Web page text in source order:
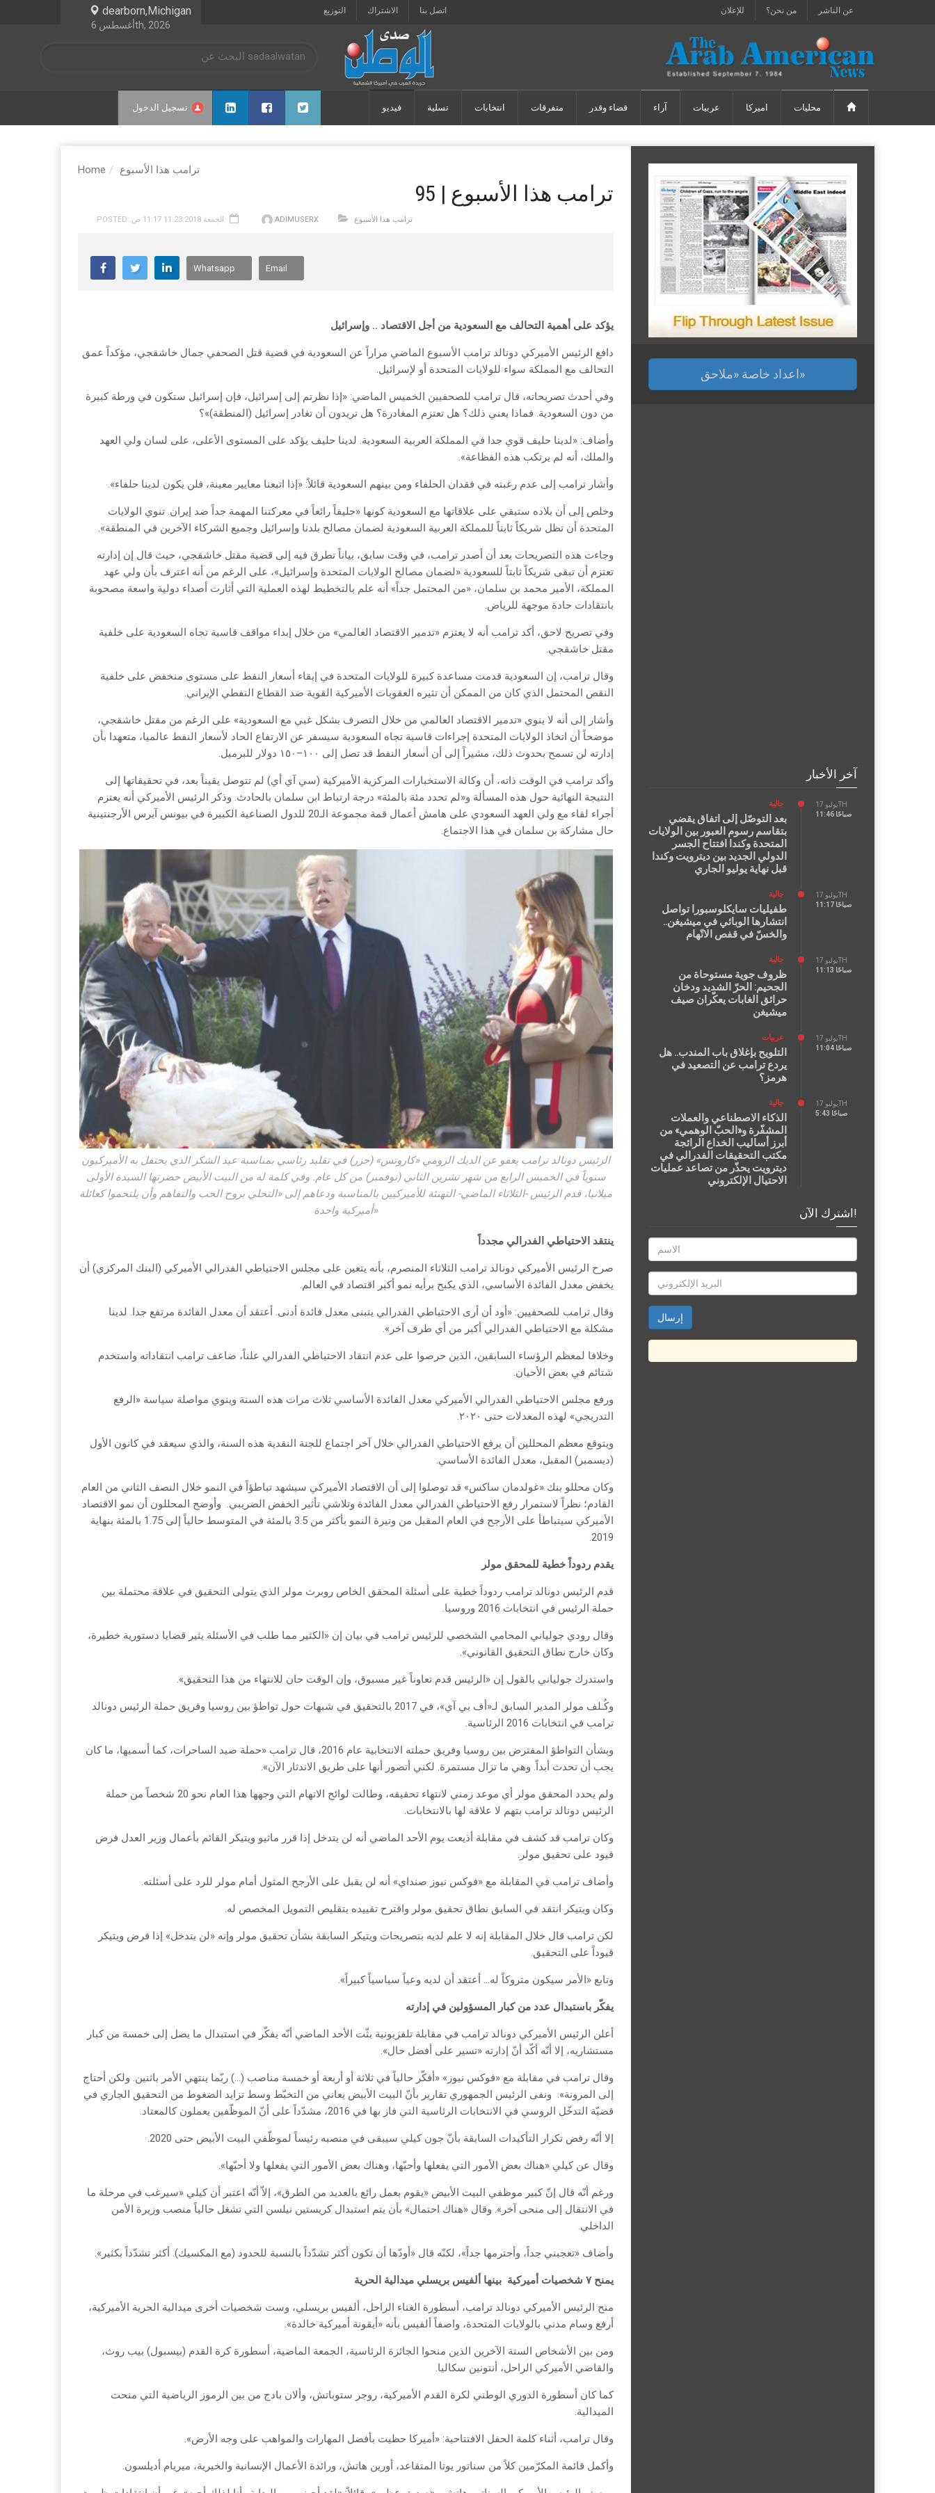
dearborn,Michigan
أغسطس 6th, 2026
اتصل بنا الاشتراك التوزيع عن الناشر من نحن؟ للإعلان
تسجيل الدخول محليات اميركا عربيات آراء قضاء وقدر متفرقات انتخابات تسلية فيديو
Home ترامب هذا الأسبوع
ترامب هذا الأسبوع | 95
POSTED: الجمعة 11.23.2018 11:17 ص ADIMUSERX ترامب هذا الأسبوع
Whatsapp Email
يؤكد‭ ‬على‭ ‬أهمية‭ ‬التحالف‭ ‬مع‭ ‬السعودية‭ ‬ من‭ ‬أجل‭ ‬الاقتصاد‭ .. ‬وإسرائيل
دافع الرئيس الأميركي دونالد ترامب الأسبوع الماضي مراراً عن السعودية في قضية قتل الصحفي جمال خاشقجي، مؤكداً عمق
التحالف مع المملكة سواء للولايات المتحدة أو لإسرائيل.
وفي أحدث تصريحاته، قال ترامب للصحفيين الخميس الماضي: «إذا نظرتم إلى إسرائيل، فإن إسرائيل ستكون في ورطة كبيرة
من دون السعودية. فماذا يعني ذلك؟ هل تعتزم المغادرة؟ هل تريدون أن تغادر إسرائيل (المنطقة)»؟
وأضاف: «لدينا حليف قوي جدا في المملكة العربية السعودية. لدينا حليف يؤكد على المستوى الأعلى، على لسان ولي العهد
والملك، أنه لم يرتكب هذه الفظاعة».
وأشار ترامب إلى عدم رغبته في فقدان الحلفاء ومن بينهم السعودية قائلاً: «إذا اتبعنا معايير معينة، فلن يكون لدينا حلفاء».
وخلص إلى أن بلاده ستبقي على علاقاتها مع السعودية كونها «حليفاً رائعاً في معركتنا المهمة جداً ضد إيران. تنوي الولايات
المتحدة أن تظل شريكاً ثابتاً للمملكة العربية السعودية لضمان مصالح بلدنا وإسرائيل وجميع الشركاء الآخرين في المنطقة».
وجاءت هذه التصريحات بعد أن أصدر ترامب، في وقت سابق، بياناً تطرق فيه إلى قضية مقتل خاشقجي، حيث قال إن إدارته
تعتزم أن تبقى شريكاً ثابتاً للسعودية «لضمان مصالح الولايات المتحدة وإسرائيل»، على الرغم من أنه اعترف بأن ولي عهد
المملكة، الأمير محمد بن سلمان، «من المحتمل جداً» أنه علم بالتخطيط لهذه العملية التي أثارت أصداء دولية واسعة مصحوبة
بانتقادات حادة موجهة للرياض.
وفي تصريح لاحق، أكد ترامب أنه لا يعتزم «تدمير الاقتصاد العالمي» من خلال إبداء مواقف قاسية تجاه السعودية على خلفية
مقتل خاشقجي.
وقال ترامب، إن السعودية قدمت مساعدة كبيرة للولايات المتحدة في إبقاء أسعار النفط على مستوى منخفض على خلفية
النقص المحتمل الذي كان من الممكن أن تثيره العقوبات الأميركية القوية ضد القطاع النفطي الإيراني.
وأشار إلى أنه لا ينوي «تدمير الاقتصاد العالمي من خلال التصرف بشكل غبي مع السعودية» على الرغم من مقتل خاشقجي،
موضحاً أن اتخاذ الولايات المتحدة إجراءات قاسية تجاه السعودية سيسفر عن الارتفاع الحاد لأسعار النفط عالميا، متعهدا بأن
إدارته لن تسمح بحدوث ذلك، مشيراً إلى أن أسعار النفط قد تصل إلى ١٠٠–١٥٠ دولار للبرميل.
وأكد ترامب في الوقت ذاته، أن وكالة الاستخبارات المركزية الأميركية (سي آي أي) لم تتوصل يقيناً بعد، في تحقيقاتها إلى
النتيجة النهائية حول هذه المسألة و«لم تحدد مئة بالمئة» درجة ارتباط ابن سلمان بالحادث. وذكر الرئيس الأميركي أنه يعتزم
أجراء لقاء مع ولي العهد السعودي على هامش أعمال قمة مجموعة الـ20 للدول الصناعية الكبيرة في بيونس آيرس الأرجنتينية
حال مشاركة بن سلمان في هذا الاجتماع.
الرئيس دونالد ترامب يعفو عن الديك الرومي «كاروتس» (جزر) في تقليد رئاسي بمناسبة عيد الشكر الذي يحتفل به الأميركيون
سنوياً في الخميس الرابع من شهر تشرين الثاني (نوفمبر) من كل عام. وفي كلمة له من البيت الأبيض حضرتها السيدة الأولى
ميلانيا، قدم الرئيس -الثلاثاء الماضي- التهنئة للأميركيين بالمناسبة ودعاهم إلى «التحلي بروح الحب والتفاهم وأن يلتحموا كعائلة
أميركية واحدة»
ينتقد‭ ‬الاحتياطي‭ ‬الفدرالي‭ ‬مجدداً
صرح الرئيس الأميركي دونالد ترامب الثلاثاء المنصرم، بأنه يتعين على مجلس الاحتياطي الفدرالي الأميركي (البنك المركزي) أن
يخفض معدل الفائدة الأساسي، الذي يكبح برأيه نمو أكبر اقتصاد في العالم.
وقال ترامب للصحفيين: «أود أن أرى الاحتياطي الفدرالي يتبنى معدل فائدة أدنى. أعتقد أن معدل الفائدة مرتفع جدا. لدينا
مشكلة مع الاحتياطي الفدرالي أكبر من أي طرف آخر».
وخلافا لمعظم الرؤساء السابقين، الذين حرصوا على عدم انتقاد الاحتياطي الفدرالي علناً، ضاعف ترامب انتقاداته واستخدم
شتائم في بعض الأحيان.
ورفع مجلس الاحتياطي الفدرالي الأميركي معدل الفائدة الأساسي ثلاث مرات هذه السنة وينوي مواصلة سياسة «الرفع
التدريجي» لهذه المعدلات حتى ٢٠٢٠.
ويتوقع معظم المحللين أن يرفع الاحتياطي الفدرالي خلال آخر اجتماع للجنة النقدية هذه السنة، والذي سيعقد في كانون الأول
(ديسمبر) المقبل، معدل الفائدة الأساسي.
وكان محللو بنك «غولدمان ساكس» قد توصلوا إلى أن الاقتصاد الأميركي سيشهد تباطؤاً في النمو خلال النصف الثاني من العام
القادم؛ نظراً لاستمرار رفع الاحتياطي الفدرالي معدل الفائدة وتلاشي تأثير الخفض الضريبي. وأوضح المحللون أن نمو الاقتصاد
الأميركي سيتباطأ على الأرجح في العام المقبل من وتيرة النمو بأكثر من 3.5 بالمئة في المتوسط حالياً إلى 1.75 بالمئة بنهاية
2019.
يقدم‭ ‬ردوداً‭ ‬خطية‭ ‬للمحقق‭ ‬مولر
قدم الرئيس دونالد ترامب ردوداً خطية على أسئلة المحقق الخاص روبرت مولر الذي يتولى التحقيق في علاقة محتملة بين
حملة الرئيس في انتخابات 2016 وروسيا.
وقال رودي جولياني المحامي الشخصي للرئيس ترامب في بيان إن «الكثير مما طلب في الأسئلة يثير قضايا دستورية خطيرة،
وكان خارج نطاق التحقيق القانوني».
واستدرك جولياني بالقول إن «الرئيس قدم تعاوناً غير مسبوق، وإن الوقت حان للانتهاء من هذا التحقيق».
وكُـلف مولر المدير السابق لـ«أف بي آي»، في 2017 بالتحقيق في شبهات حول تواطؤ بين روسيا وفريق حملة الرئيس دونالد
ترامب في انتخابات 2016 الرئاسية.
وبشأن التواطؤ المفترض بين روسيا وفريق حملته الانتخابية عام 2016، قال ترامب «حملة صيد الساحرات، كما أسميها، ما كان
يجب أن تحدث أبداً. وهي ما تزال مستمرة. لكني أتصور أنها على طريق الاندثار الآن».
ولم يحدد المحقق مولر أي موعد زمني لانتهاء تحقيقه، وطالت لوائح الاتهام التي وجهها هذا العام نحو 20 شخصاً من حملة
الرئيس دونالد ترامب بتهم لا علاقة لها بالانتخابات.
وكان ترامب قد كشف في مقابلة أذيعت يوم الأحد الماضي أنه لن يتدخل إذا قرر ماثيو ويتيكر القائم بأعمال وزير العدل فرض
قيود على تحقيق مولر.
وأضاف ترامب في المقابلة مع «فوكس نيوز صنداي» أنه لن يقبل على الأرجح المثول أمام مولر للرد على أسئلته.
وكان ويتيكر انتقد في السابق نطاق تحقيق مولر واقترح تقييده بتقليص التمويل المخصص له.
لكن ترامب قال خلال المقابلة إنه لا علم لديه بتصريحات ويتيكر السابقة بشأن تحقيق مولر وإنه «لن يتدخل» إذا فرض ويتيكر
قيوداً على التحقيق.
وتابع «الأمر سيكون متروكاً له… أعتقد أن لديه وعياً سياسياً كبيراً».
يفكّر باستبدال عدد من كبار المسؤولين في إدارته
أعلن الرئيس الأميركي دونالد ترامب في مقابلة تلفزيونية بثّت الأحد الماضي أنّه يفكّر في استبدال ما يصل إلى خمسة من كبار
مستشاريه، إلا أنّه أكّد أنّ إدارته «تسير على أفضل حال».
وقال ترامب في مقابلة مع «فوكس نيوز» «أفكّر حالياً في ثلاثة أو أربعة أو خمسة مناصب (…) ربّما ينتهي الأمر باثنين. ولكن أحتاج
إلى المرونة». ونفى الرئيس الجمهوري تقارير بأنّ البيت الأبيض يعاني من التخبّط وسط تزايد الضغوط من التحقيق الجاري في
قضيّة التدخّل الروسي في الانتخابات الرئاسية التي فاز بها في 2016، مشدّداً على أنّ الموظّفين يعملون كالمعتاد.
إلا أنّه رفض تكرار التأكيدات السابقة بأنّ جون كيلي سيبقى في منصبه رئيساً لموظّفي البيت الأبيض حتى 2020.
وقال عن كيلي «هناك بعض الأمور التي يفعلها وأحبّها، وهناك بعض الأمور التي يفعلها ولا أحبّها».
ورغم أنّه قال إنّ كبير موظفي البيت الأبيض «يقوم بعمل رائع بالعديد من الطرق»، إلاّ أنّه اعتبر أن كيلي «سيرغب في مرحلة ما
في الانتقال إلى منحى آخر». وقال «هناك احتمال» بأن يتم استبدال كريستين نيلسن التي تشغل حالياً منصب وزيرة الأمن
الداخلي.
وأضاف «تعجبني جداً، وأحترمها جداً»، لكنّه قال «أودّها أن تكون أكثر تشدّداً بالنسبة للحدود (مع المكسيك). أكثر تشدّداً بكثير».
يمنح ٧ شخصيات أميركية بينها ألفيس بريسلي ميدالية الحرية
منح الرئيس الأميركي دونالد ترامب، أسطورة الغناء الراحل، ألفيس بريسلي، وست شخصيات أخرى ميدالية الحرية الأميركية،
أرفع وسام مدني بالولايات المتحدة، واصفاً ألفيس بأنه «أيقونة أميركية خالدة».
ومن بين الأشخاص الستة الآخرين الذين منحوا الجائزة الرئاسية، الجمعة الماضية، أسطورة كرة القدم (بيسبول) بيب روث،
والقاضي الأميركي الراحل، أنتونين سكاليا.
كما كان أسطورة الدوري الوطني لكرة القدم الأميركية، روجر ستوباتش، وألان بادج من بين الرموز الرياضية التي منحت
الميدالية.
وقال ترامب، أثناء كلمة الحفل الافتتاحية: «أميركا حظيت بأفضل المهارات والمواهب على وجه الأرض».
وأكمل قائمة المكرّمين كلاً من سناتور يوتا المتقاعد، أورين هاتش، ورائدة الأعمال الإنسانية والخيرية، ميريام أديلسون.
اعداد خاصة «ملاحق»
آخر الأخبار
يوليو 17TH
11:46 صباحًا
جالية
بعد التوصّل إلى اتفاق يقضي
بتقاسم رسوم العبور بين الولايات
المتحدة وكندا افتتاح الجسر
الدولي الجديد بين ديترويت وكندا
قبل نهاية يوليو الجاري
يوليو 17TH
11:17 صباحًا
جالية
طفيليات سايكلوسبورا تواصل
انتشارها الوبائي في ميشيغن..
والخسّ في قفص الاتّهام
يوليو 17TH
11:13 صباحًا
جالية
ظروف جوية مستوحاة من
الجحيم: الحرّ الشديد ودخان
حرائق الغابات يعكّران صيف
ميشيغن
يوليو 17TH
11:04 صباحًا
عربيات
التلويح بإغلاق باب المندب.. هل
يردع ترامب عن التصعيد في
هرمز؟
يوليو 17TH
5:43 صباحًا
جالية
الذكاء الاصطناعي والعملات
المشفّرة و«الحبّ الوهمي» من
أبرز أساليب الخداع الرائجة
مكتب التحقيقات الفدرالي في
ديترويت يحذّر من تصاعد عمليات
الاحتيال الإلكتروني
اشترك الآن!